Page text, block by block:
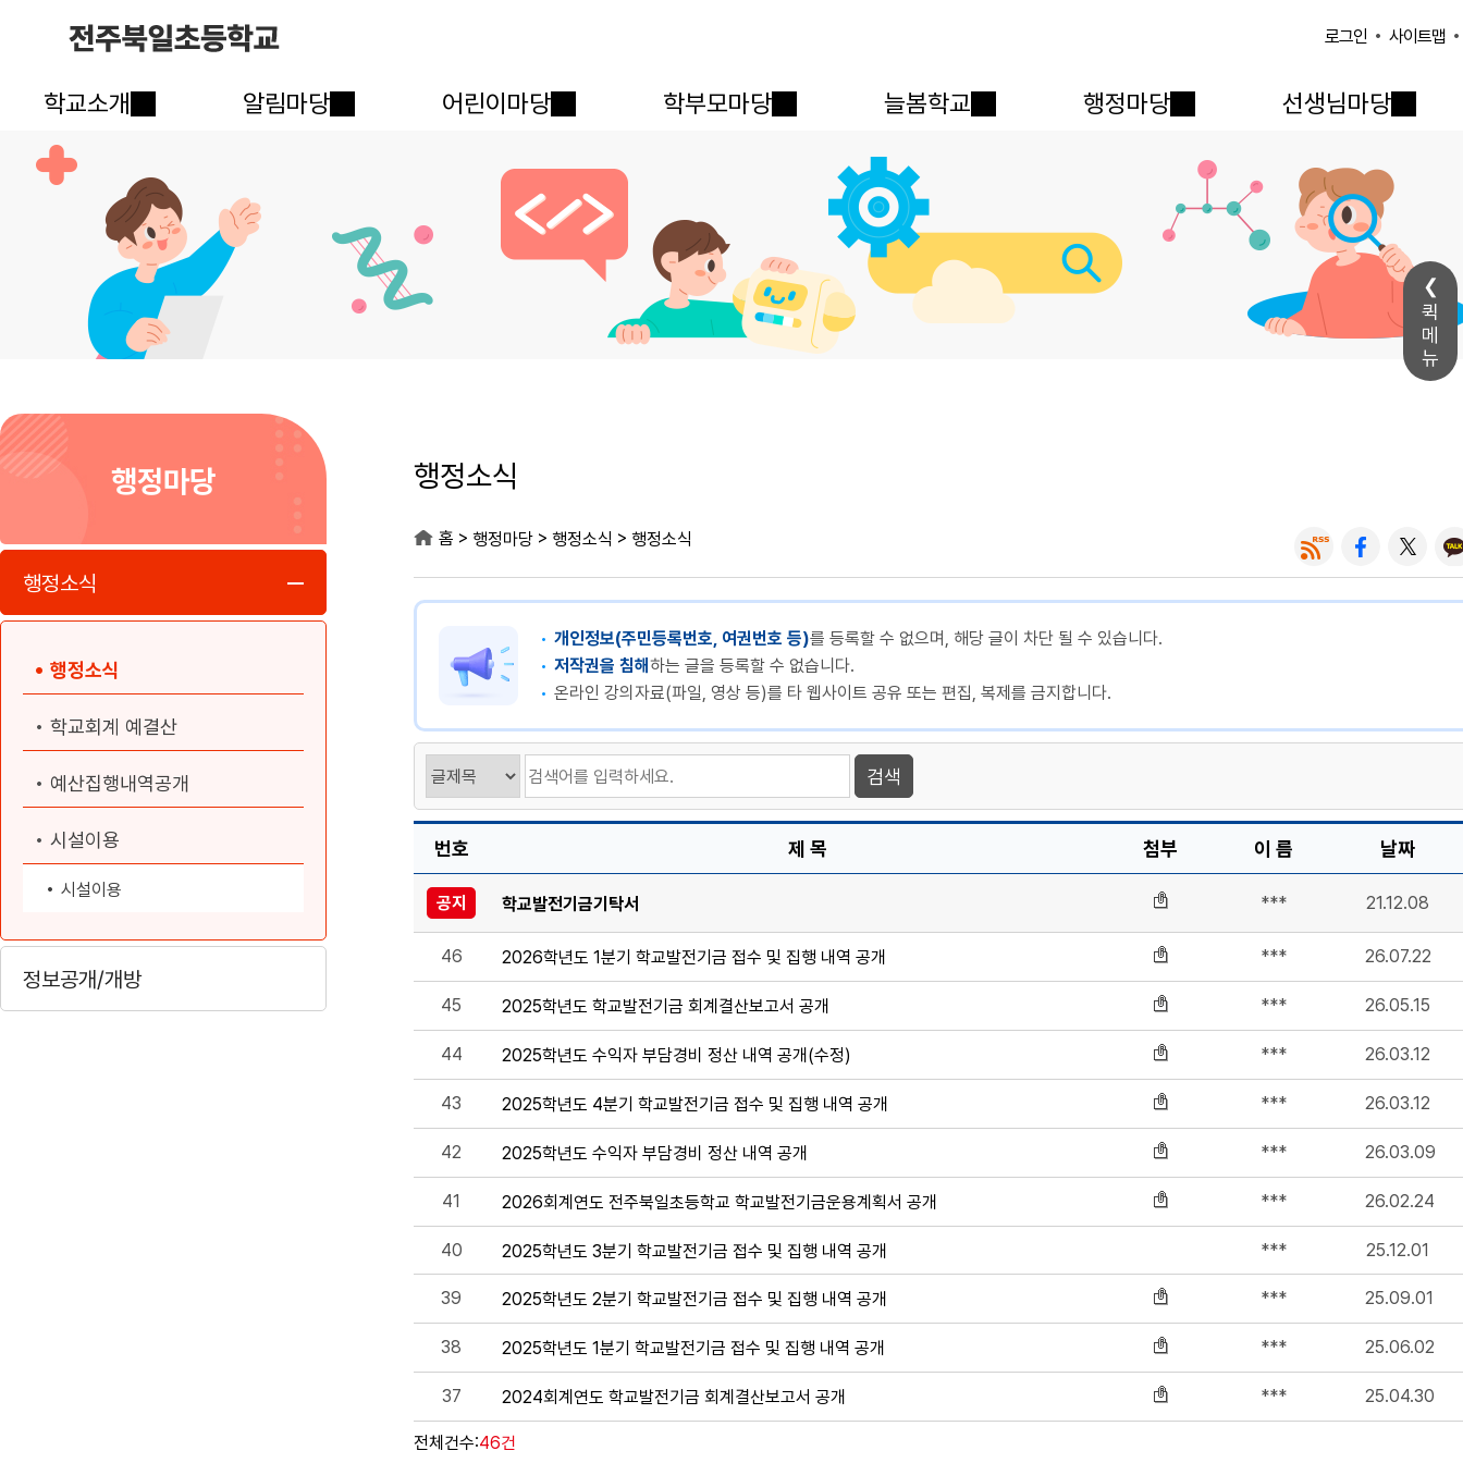
퀵
메
뉴
로그인 사이트맵
학교소개 알림마당 어린이마당 학부모마당 늘봄학교 행정마당 선생님마당
행정마당
행정소식
행정소식
학교회계 예결산
예산집행내역공개
시설이용
시설이용
정보공개/개방
행정소식
홈 > 행정마당 > 행정소식 > 행정소식
개인정보(주민등록번호, 여권번호 등)를 등록할 수 없으며, 해당 글이 차단 될 수 있습니다.
저작권을 침해하는 글을 등록할 수 없습니다.
온라인 강의자료(파일, 영상 등)를 타 웹사이트 공유 또는 편집, 복제를 금지합니다.
번호 제 목 첨부 이 름 날짜
공지 학교발전기금기탁서 *** 21.12.08
46 2026학년도 1분기 학교발전기금 접수 및 집행 내역 공개 *** 26.07.22
45 2025학년도 학교발전기금 회계결산보고서 공개 *** 26.05.15
44 2025학년도 수익자 부담경비 정산 내역 공개(수정) *** 26.03.12
43 2025학년도 4분기 학교발전기금 접수 및 집행 내역 공개 *** 26.03.12
42 2025학년도 수익자 부담경비 정산 내역 공개 *** 26.03.09
41 2026회계연도 전주북일초등학교 학교발전기금운용계획서 공개 *** 26.02.24
40 2025학년도 3분기 학교발전기금 접수 및 집행 내역 공개 *** 25.12.01
39 2025학년도 2분기 학교발전기금 접수 및 집행 내역 공개 *** 25.09.01
38 2025학년도 1분기 학교발전기금 접수 및 집행 내역 공개 *** 25.06.02
37 2024회계연도 학교발전기금 회계결산보고서 공개 *** 25.04.30
전체건수:46건